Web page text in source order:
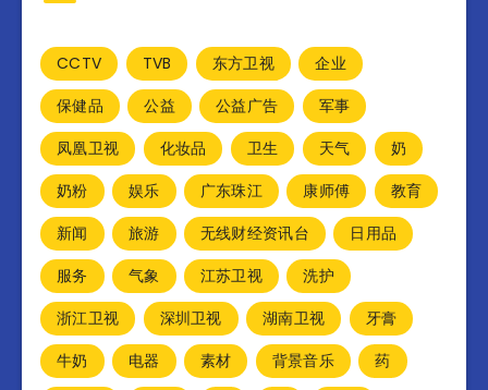
CCTV TVB 东方卫视
企业
保健品
公益 公益广告
军事
凤凰卫视
化妆品 卫生 天气
奶
奶粉
娱乐 广东珠江 康师傅
教育
新闻
旅游 无线财经资讯台
日用品
服务
气象 江苏卫视
洗护
浙江卫视
深圳卫视 湖南卫视
牙膏
牛奶
电器 素材 背景音乐
药